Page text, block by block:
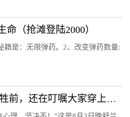
命（抢滩登陆2000）
籍是：无限弹药。2、改变弹药数量:
在现场|骆旭东临牺牲前，还在叮嘱大家穿上救生衣